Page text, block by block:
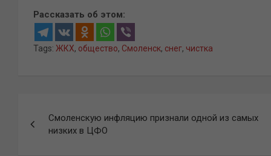
Рассказать об этом:
Tags: ЖКХ, общество, Смоленск, снег, чистка
по
Смоленскую инфляцию признали одной из самых
низких в ЦФО